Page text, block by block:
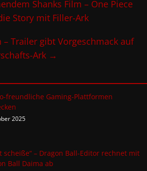
Shanks Film – One Piece
Story mit Filler-Ark
– Trailer gibt Vorgeschmack auf
Ark →
freundliche Gaming-Plattformen
2025
scheiße“ – Dragon Ball-Editor rechnet mit
Ball Daima ab